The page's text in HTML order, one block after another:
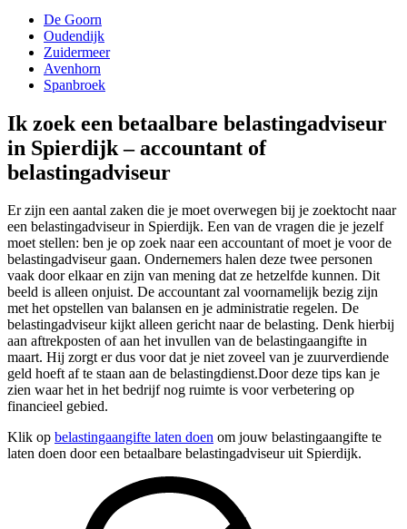
De Goorn
Oudendijk
Zuidermeer
Avenhorn
Spanbroek
Ik zoek een betaalbare belastingadviseur
in Spierdijk – accountant of
belastingadviseur
Er zijn een aantal zaken die je moet overwegen bij je zoektocht naar
een belastingadviseur in Spierdijk. Een van de vragen die je jezelf
moet stellen: ben je op zoek naar een accountant of moet je voor de
belastingadviseur gaan. Ondernemers halen deze twee personen
vaak door elkaar en zijn van mening dat ze hetzelfde kunnen. Dit
beeld is alleen onjuist. De accountant zal voornamelijk bezig zijn
met het opstellen van balansen en je administratie regelen. De
belastingadviseur kijkt alleen gericht naar de belasting. Denk hierbij
aan aftrekposten of aan het invullen van de belastingaangifte in
maart. Hij zorgt er dus voor dat je niet zoveel van je zuurverdiende
geld hoeft af te staan aan de belastingdienst.Door deze tips kan je
zien waar het in het bedrijf nog ruimte is voor verbetering op
financieel gebied.
Klik op belastingaangifte laten doen om jouw belastingaangifte te
laten doen door een betaalbare belastingadviseur uit Spierdijk.